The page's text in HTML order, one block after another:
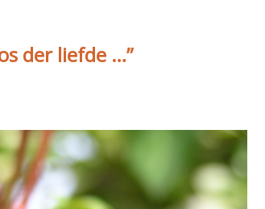
der liefde …”